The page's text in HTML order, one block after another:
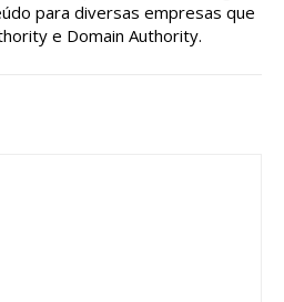
para diversas empresas que
e Domain Authority.